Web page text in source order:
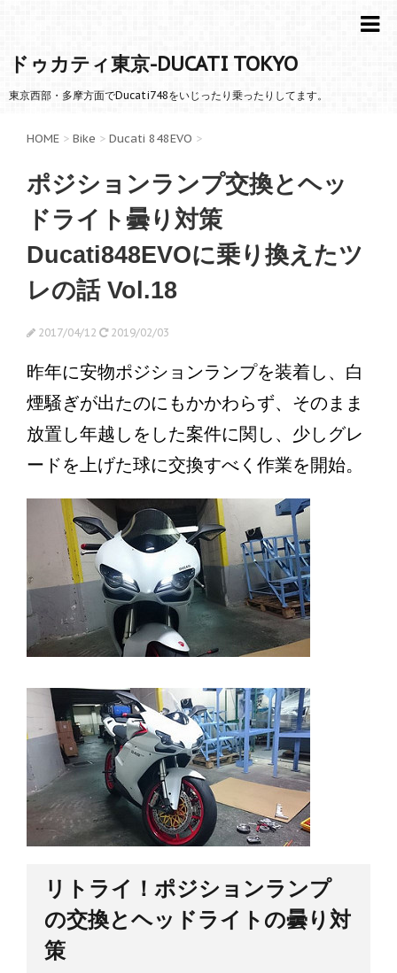
ドゥカティ東京-DUCATI TOKYO
東京西部・多摩方面でDucati748をいじったり乗ったりしてます。
HOME > Bike > Ducati 848EVO >
ポジションランプ交換とヘッ
ドライト曇り対策
Ducati848EVOに乗り換えたツ
レの話 Vol.18
2017/04/12 2019/02/03
昨年に安物ポジションランプを装着し、白
煙騒ぎが出たのにもかかわらず、そのまま
放置し年越しをした案件に関し、少しグレ
ードを上げた球に交換すべく作業を開始。
リトライ！ポジションランプ
の交換とヘッドライトの曇り対
策